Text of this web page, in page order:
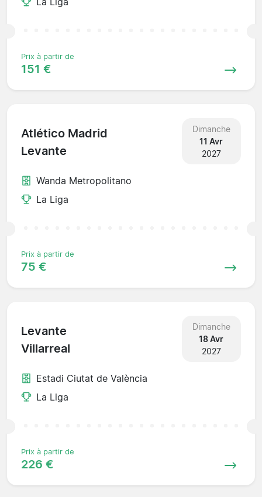
Prix à partir de
151 €
Atlético Madrid
Levante
Dimanche
11 Avr
2027
Wanda Metropolitano
La Liga
Prix à partir de
75 €
Levante
Villarreal
Dimanche
18 Avr
2027
Estadi Ciutat de València
La Liga
Prix à partir de
226 €